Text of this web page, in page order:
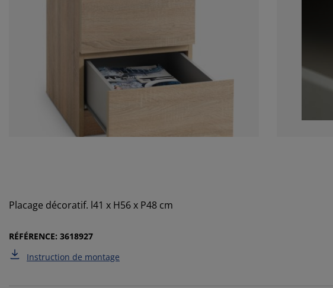
Placage décoratif. l41 x H56 x P48 cm
RÉFÉRENCE: 3618927
Instruction de montage